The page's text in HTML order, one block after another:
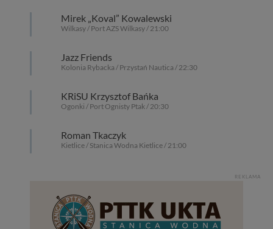
Mirek „Koval” Kowalewski
Wilkasy / Port AZS Wilkasy / 21:00
Jazz Friends
Kolonia Rybacka / Przystań Nautica / 22:30
KRiSU Krzysztof Bańka
Ogonki / Port Ognisty Ptak / 20:30
Roman Tkaczyk
Kietlice / Stanica Wodna Kietlice / 21:00
REKLAMA